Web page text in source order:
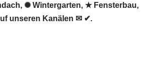
✺ Wintergarten, ★ Fensterbau,
unseren Kanälen ✉ ✔.